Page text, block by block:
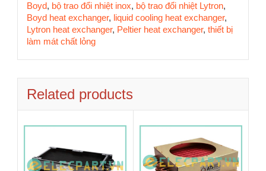
Boyd, bộ trao đổi nhiệt inox, bộ trao đổi nhiệt Lytron,
Boyd heat exchanger, liquid cooling heat exchanger,
Lytron heat exchanger, Peltier heat exchanger, thiết bị
làm mát chất lỏng
Related products